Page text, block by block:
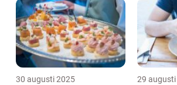
30 augusti 2025 29